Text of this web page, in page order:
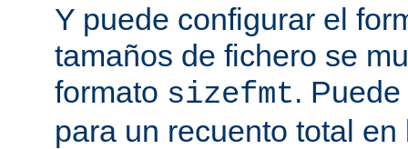
Y puede configurar el
tamaños de fichero se
formato sizefmt.
para un recuento total